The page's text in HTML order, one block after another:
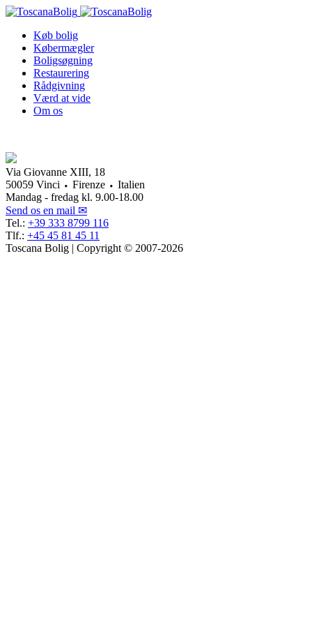
Køb bolig
Købermægler
Boligsøgning
Restaurering
Rådgivning
Værd at vide
Om os
Via Giovanne XIII, 18
50059 Vinci ⬩ Firenze ⬩ Italien
Mandag - fredag kl. 9.00-18.00
Send os en mail ✉
Tel.: +39 333 8799 116
Tlf.: +45 45 81 45 11
Toscana Bolig | Copyright © 2007-2026